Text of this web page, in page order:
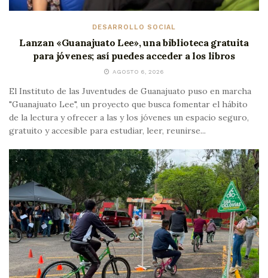
DESARROLLO SOCIAL
Lanzan «Guanajuato Lee», una biblioteca gratuita
para jóvenes; así puedes acceder a los libros
AGOSTO 6, 2026
El Instituto de las Juventudes de Guanajuato puso en marcha
"Guanajuato Lee", un proyecto que busca fomentar el hábito
de la lectura y ofrecer a las y los jóvenes un espacio seguro,
gratuito y accesible para estudiar, leer, reunirse...